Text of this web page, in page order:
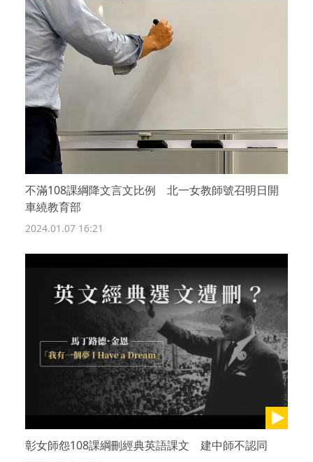
不滿108課綱降文言文比例 北一女教師號召明日開
車繞教育部
2024.01.07 16:21
彰女師怨108課綱刪經典英語課文 建中師不認同